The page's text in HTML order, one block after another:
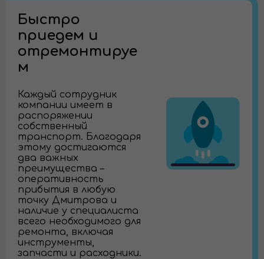
Быстро
приедем и
отремонтируе
м
Каждый сотрудник
компании имеет в
распоряжении
собственный
транспорт. Благодаря
этому достигаются
два важных
преимущества –
оперативность
прибытия в любую
точку Дмитрова и
наличие у специалиста
всего необходимого для
ремонта, включая
инструменты,
запчасти и расходники.